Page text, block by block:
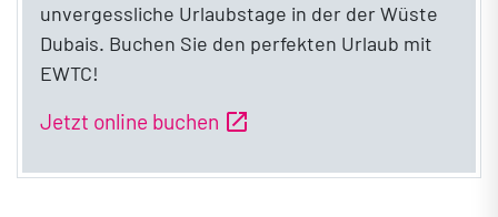
unvergessliche Urlaubstage in der der Wüste
Dubais. Buchen Sie den perfekten Urlaub mit
EWTC!
Jetzt online buchen open_in_new